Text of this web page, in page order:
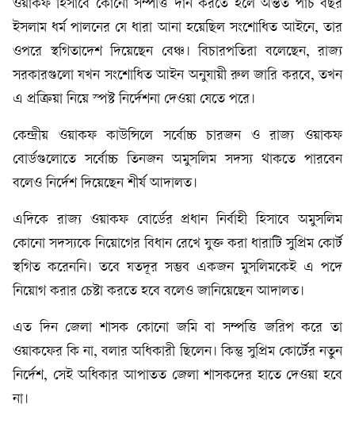
ওয়াকফ হিসাবে কোনো সম্পত্তি দান করতে হলে অন্তত পাঁচ বছর
ইসলাম ধর্ম পালনের যে ধারা আনা হয়েছিল সংশোধিত আইনে, তার
ওপরে স্থগিতাদেশ দিয়েছেন বেঞ্চ। বিচারপতিরা বলেছেন, রাজ্য
সরকারগুলো যখন সংশোধিত আইন অনুযায়ী রুল জারি করবে, তখন
এ প্রক্রিয়া নিয়ে স্পষ্ট নির্দেশনা দেওয়া যেতে পরে।
কেন্দ্রীয় ওয়াকফ কাউন্সিলে সর্বোচ্চ চারজন ও রাজ্য ওয়াকফ
বোর্ডগুলোতে সর্বোচ্চ তিনজন অমুসলিম সদস্য থাকতে পারবেন
বলেও নির্দেশ দিয়েছেন শীর্ষ আদালত।
এদিকে রাজ্য ওয়াকফ বোর্ডের প্রধান নির্বাহী হিসাবে অমুসলিম
কোনো সদস্যকে নিয়োগের বিধান রেখে যুক্ত করা ধারাটি সুপ্রিম কোর্ট
স্থগিত করেননি। তবে যতদূর সম্ভব একজন মুসলিমকেই এ পদে
নিয়োগ করার চেষ্টা করতে হবে বলেও জানিয়েছেন আদালত।
এত দিন জেলা শাসক কোনো জমি বা সম্পত্তি জরিপ করে তা
ওয়াকফের কি না, বলার অধিকারী ছিলেন। কিন্তু সুপ্রিম কোর্টের নতুন
নির্দেশ, সেই অধিকার আপাতত জেলা শাসকদের হাতে দেওয়া হবে
না।